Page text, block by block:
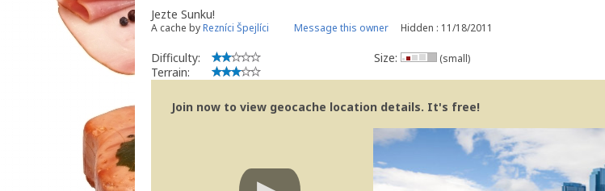
Jezte Sunku!
A cache byRezníci Špejlíci Message this owner Hidden : 11/18/2011
Difficulty:
Terrain:
Size: (small)
Join now to view geocache location details. It's free!